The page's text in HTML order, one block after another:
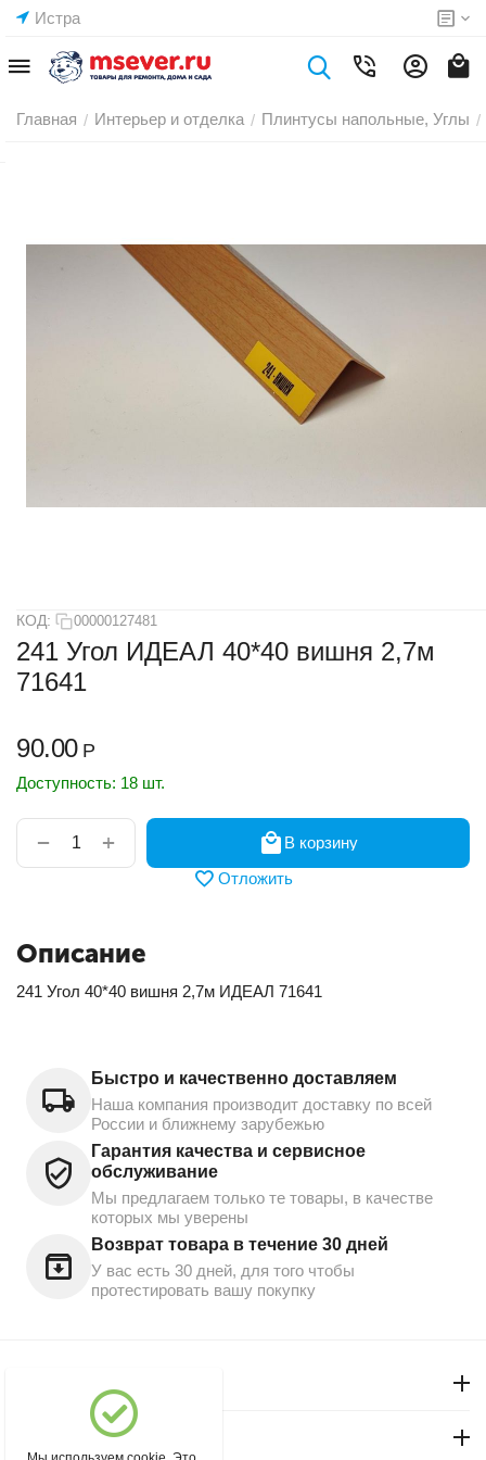
Истра
Главная / Интерьер и отделка / Плинтусы напольные, Углы /
КОД: 00000127481
241 Угол ИДЕАЛ 40*40 вишня 2,7м
71641
90.00 Р
Доступность: 18 шт.
+
−
В корзину
Отложить
Описание
241 Угол 40*40 вишня 2,7м ИДЕАЛ 71641
Быстро и качественно доставляем
Наша компания производит доставку по всей
России и ближнему зарубежью
Гарантия качества и сервисное
обслуживание
Мы предлагаем только те товары, в качестве
которых мы уверены
Возврат товара в течение 30 дней
У вас есть 30 дней, для того чтобы
протестировать вашу покупку
Магазин "Северный"